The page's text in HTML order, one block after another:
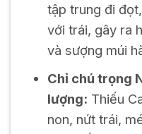
tập trung đi
với trái, gây ra
và sượng múi
Chỉ chú trọng
lượng: Thiếu
non, nứt trái,